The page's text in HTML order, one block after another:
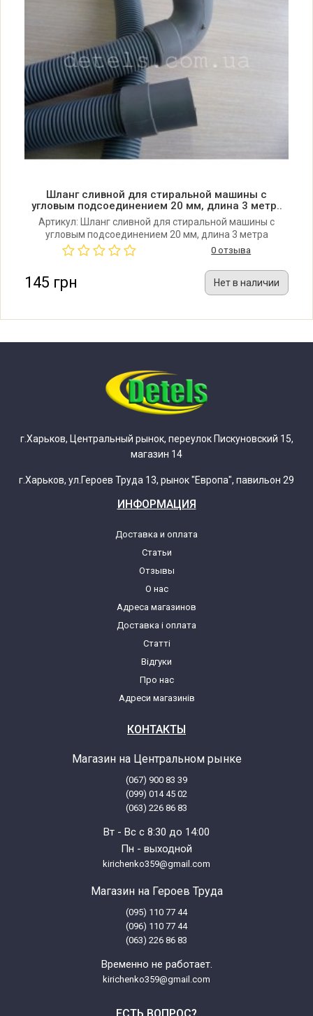
Шланг сливной для стиральной машины с
угловым подсоединением 20 мм, длина 3 метр..
Артикул: Шланг сливной для стиральной машины с
угловым подсоединением 20 мм, длина 3 метра
0 отзыва
145 грн Нет в наличии
г.Харьков, Центральный рынок, переулок Пискуновский 15,
магазин 14
г.Харьков, ул.Героев Труда 13, рынок "Европа", павильон 29
ИНФОРМАЦИЯ
Доставка и оплата
Статьи
Отзывы
О нас
Адреса магазинов
Доставка і оплата
Статті
Відгуки
Про нас
Адреси магазинів
КОНТАКТЫ
Магазин на Центральном рынке
(067) 900 83 39
(099) 014 45 02
(063) 226 86 83
Вт - Вс с 8:30 до 14:00
Пн - выходной
kirichenko359@gmail.com
Магазин на Героев Труда
(095) 110 77 44
(096) 110 77 44
(063) 226 86 83
Временно не работает.
kirichenko359@gmail.com